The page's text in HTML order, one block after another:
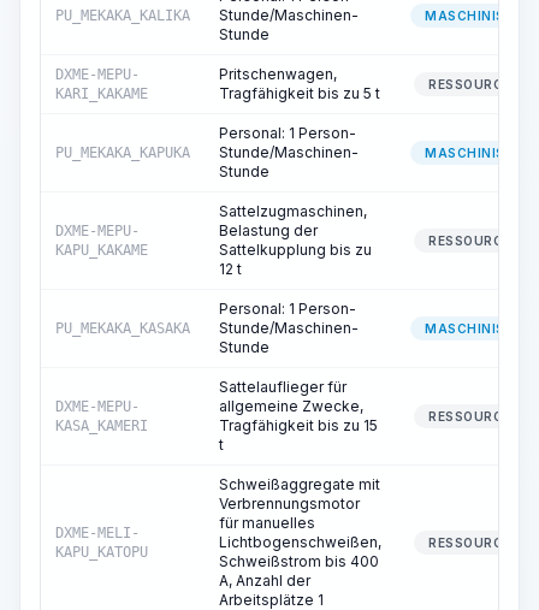
PU_MEKAKA_KALIKA
Stunde/Maschinen-
Stunde
MASCHINIST
DXME-MEPU-
KARI_KAKAME
Pritschenwagen,
Tragfähigkeit bis zu 5 t
RESSOURCE
PU_MEKAKA_KAPUKA
Personal: 1 Person-
Stunde/Maschinen-
Stunde
MASCHINIST
DXME-MEPU-
KAPU_KAKAME
Sattelzugmaschinen,
Belastung der
Sattelkupplung bis zu
12 t
RESSOURCE
PU_MEKAKA_KASAKA
Personal: 1 Person-
Stunde/Maschinen-
Stunde
MASCHINIST
DXME-MEPU-
KASA_KAMERI
Sattelauflieger für
allgemeine Zwecke,
Tragfähigkeit bis zu 15
t
RESSOURCE
DXME-MELI-
KAPU_KATOPU
Schweißaggregate mit
Verbrennungsmotor
für manuelles
Lichtbogenschweißen,
Schweißstrom bis 400
A, Anzahl der
Arbeitsplätze 1
RESSOURCE